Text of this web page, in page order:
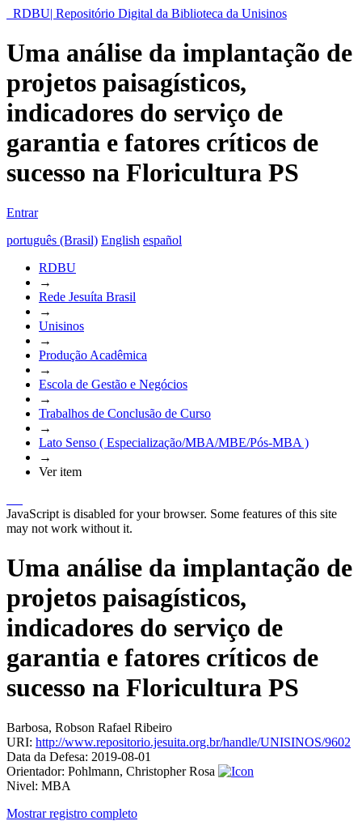
RDBU| Repositório Digital da Biblioteca da Unisinos
Uma análise da implantação de
projetos paisagísticos,
indicadores do serviço de
garantia e fatores críticos de
sucesso na Floricultura PS
Entrar
português (Brasil) English español
RDBU
→
Rede Jesuíta Brasil
→
Unisinos
→
Produção Acadêmica
→
Escola de Gestão e Negócios
→
Trabalhos de Conclusão de Curso
→
Lato Senso ( Especialização/MBA/MBE/Pós-MBA )
→
Ver item
JavaScript is disabled for your browser. Some features of this site
may not work without it.
Uma análise da implantação de
projetos paisagísticos,
indicadores do serviço de
garantia e fatores críticos de
sucesso na Floricultura PS
Barbosa, Robson Rafael Ribeiro
URI: http://www.repositorio.jesuita.org.br/handle/UNISINOS/9602
Data da Defesa: 2019-08-01
Orientador: Pohlmann, Christopher Rosa
Nivel: MBA
Mostrar registro completo